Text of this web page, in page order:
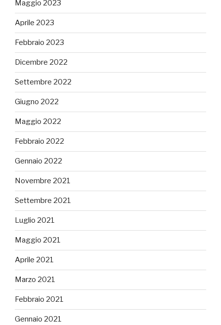
Maggio 2023
Aprile 2023
Febbraio 2023
Dicembre 2022
Settembre 2022
Giugno 2022
Maggio 2022
Febbraio 2022
Gennaio 2022
Novembre 2021
Settembre 2021
Luglio 2021
Maggio 2021
Aprile 2021
Marzo 2021
Febbraio 2021
Gennaio 2021